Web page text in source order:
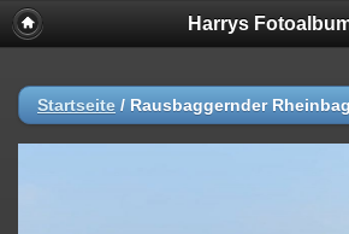
Harrys
Startseite / Rausbaggernder